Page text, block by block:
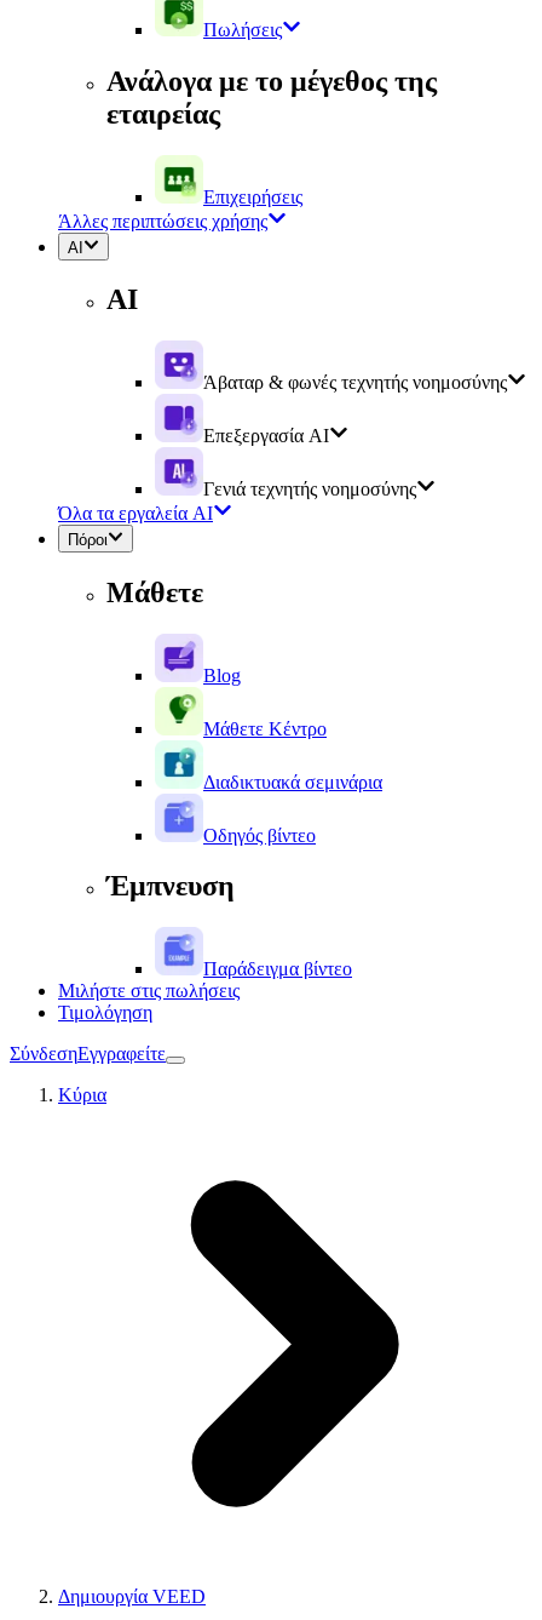
Πωλήσεις
Ανάλογα με το μέγεθος της
εταιρείας
Επιχειρήσεις
Άλλες περιπτώσεις χρήσης
AI
AI
Άβαταρ & φωνές τεχνητής νοημοσύνης
Επεξεργασία AI
Γενιά τεχνητής νοημοσύνης
Όλα τα εργαλεία AI
Πόροι
Μάθετε
Blog
Μάθετε Κέντρο
Διαδικτυακά σεμινάρια
Οδηγός βίντεο
Έμπνευση
Παράδειγμα βίντεο
Μιλήστε στις πωλήσεις
Τιμολόγηση
ΣύνδεσηΕγγραφείτε
Κύρια
Δημιουργία VEED